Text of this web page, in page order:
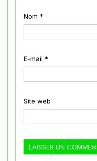
Nom *
E-mail *
Site web